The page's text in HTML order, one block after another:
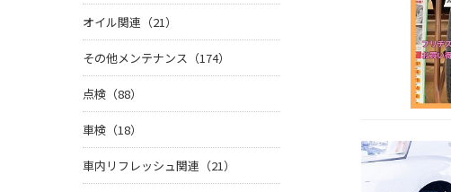
オイル関連（21）
その他メンテナンス（174）
点検（88）
車検（18）
車内リフレッシュ関連（21）